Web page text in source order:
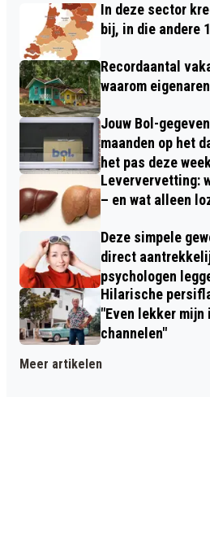
In deze sector
bij, in die andere
Recordaantal
waarom
Jouw Bol-
maanden op het
het pas deze
Leververvetting:
– en wat alleen
Deze simpele
direct
psychologen
Hilarische
"Even lekker mijn
channelen"
Meer artikelen